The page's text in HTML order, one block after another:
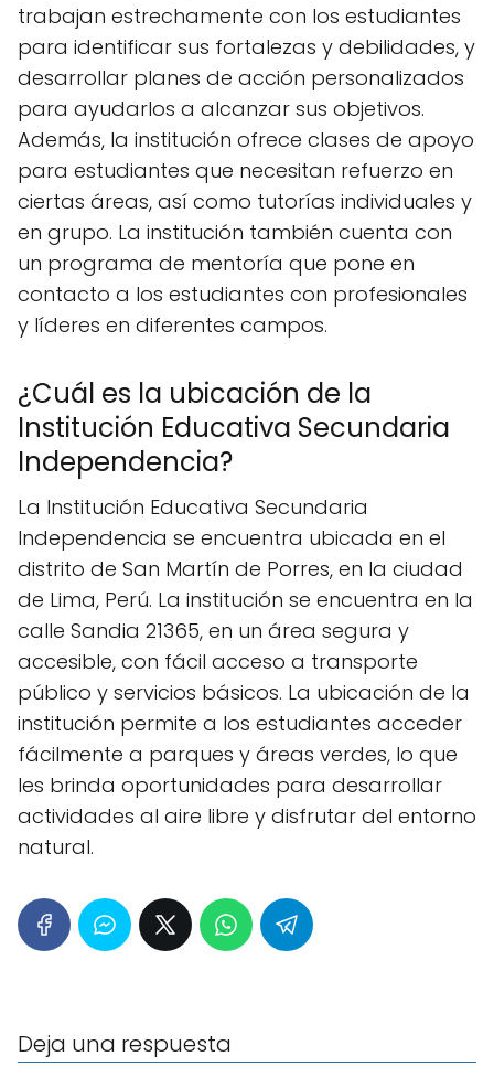
trabajan estrechamente con los estudiantes
para identificar sus fortalezas y debilidades, y
desarrollar planes de acción personalizados
para ayudarlos a alcanzar sus objetivos.
Además, la institución ofrece clases de apoyo
para estudiantes que necesitan refuerzo en
ciertas áreas, así como tutorías individuales y
en grupo. La institución también cuenta con
un programa de mentoría que pone en
contacto a los estudiantes con profesionales
y líderes en diferentes campos.
¿Cuál es la ubicación de la
Institución Educativa Secundaria
Independencia?
La Institución Educativa Secundaria
Independencia se encuentra ubicada en el
distrito de San Martín de Porres, en la ciudad
de Lima, Perú. La institución se encuentra en la
calle Sandia 21365, en un área segura y
accesible, con fácil acceso a transporte
público y servicios básicos. La ubicación de la
institución permite a los estudiantes acceder
fácilmente a parques y áreas verdes, lo que
les brinda oportunidades para desarrollar
actividades al aire libre y disfrutar del entorno
natural.
Deja una respuesta